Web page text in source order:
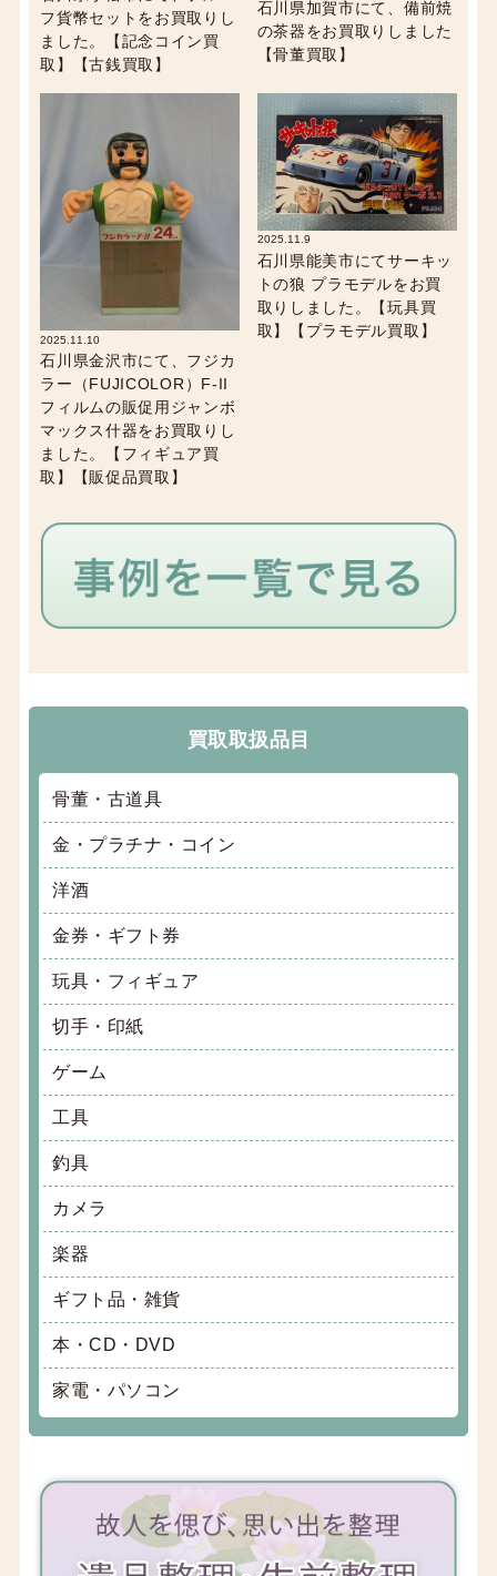
フ貨幣セットをお買取りし
ました。【記念コイン買
取】【古銭買取】
石川県加賀市にて、備前焼
の茶器をお買取りしました
【骨董買取】
2025.11.10
石川県金沢市にて、フジカ
ラー（FUJICOLOR）F-II
フィルムの販促用ジャンボ
マックス什器をお買取りし
ました。【フィギュア買
取】【販促品買取】
2025.11.9
石川県能美市にてサーキッ
トの狼 プラモデルをお買
取りしました。【玩具買
取】【プラモデル買取】
買取取扱品目
骨董・古道具
金・プラチナ・コイン
洋酒
金券・ギフト券
玩具・フィギュア
切手・印紙
ゲーム
工具
釣具
カメラ
楽器
ギフト品・雑貨
本・CD・DVD
家電・パソコン